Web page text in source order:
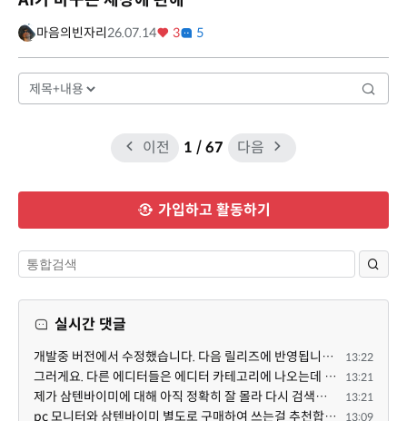
마음의빈자리26.07.14 3 5
이전 1 / 67 다음
가입하고 활동하기
실시간 댓글
개발중 버전에서 수정했습니다. 다음 릴리즈에 반영됩니다. 특정한 게시판 설정 + 썸네일 설정의 조합에서 $... 13:22
그러게요. 다른 에디터들은 에디터 카테고리에 나오는데 YJSoft님이 최근에 올리신 것만 스킨으로 나오는 것... 13:21
제가 삼텐바이미에 대해 아직 정확히 잘 몰라 다시 검색해봤는데 이게 이동식 거치대인가봐요. 마쓰님이 별... 13:21
pc 모니터와 삼텐바이미 별도로 구매하여 쓰는걸 추천합니다 ^^ 13:09